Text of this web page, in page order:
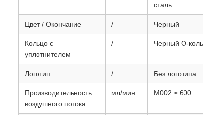
сталь
Цвет / Окончание / Черный
Кольцо с
уплотнителем
/ Черный О-кольцо
Логотип / Без логотипа
Производительность
воздушного потока
мл/мин M002 ≥ 600